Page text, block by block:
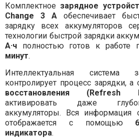
Комплектное зарядное
Change 3 Aобеспечивает
зарядку всех аккумуляторов
технологии быстрой зарядки
А·чполностью готов к работе
минут.
Интеллектуальная система
контролирует процесс зарядки, а
восстановления (Refresh
активировать даже
аккумуляторы. Вся информация
отображается с помощью
индикатора.